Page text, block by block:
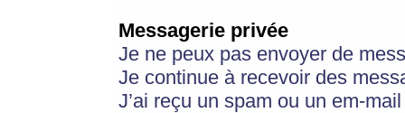
Messagerie privée
Je ne peux pas envoyer de
Je continue à recevoir des
J’ai reçu un spam ou un em-